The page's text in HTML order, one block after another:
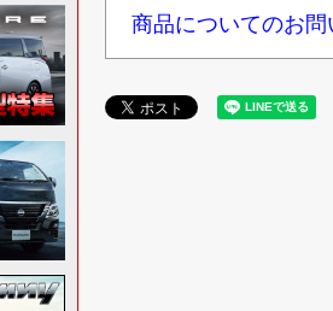
商品についてのお問